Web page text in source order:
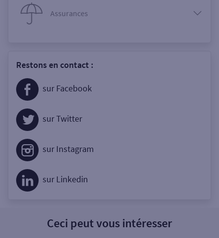
Assurances
Restons en contact :
sur Facebook
sur Twitter
sur Instagram
sur Linkedin
Ceci peut vous intéresser